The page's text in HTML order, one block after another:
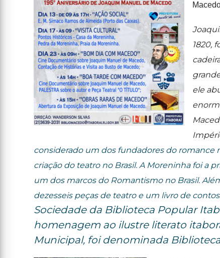
1820,
ele
considerado um dos fundadores do romance
criação do teatro no Brasil. A Moreninha foi a
um dos marcos do Romantismo no Brasil.
dezesseis peças de teatro e um livro de
Sociedade da Biblioteca Popular
homenagem ao ilustre literato
Municipal, foi denominada